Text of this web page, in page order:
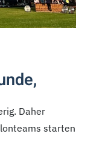
Daher
starten